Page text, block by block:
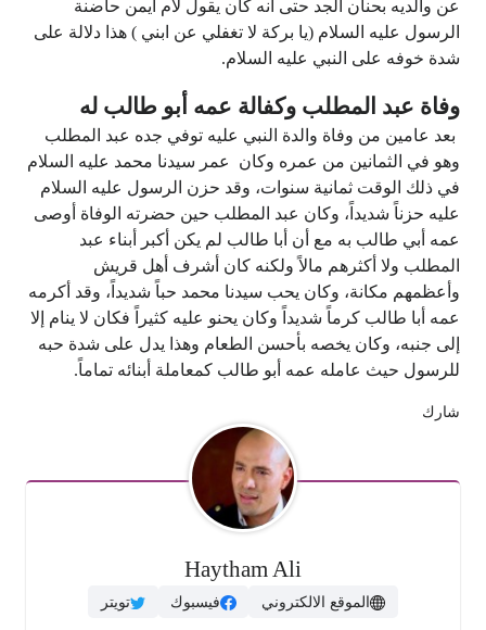
عن والديه بحنان الجد حتى أنه كان يقول لأم أيمن حاضنة
الرسول عليه السلام (يا بركة لا تغفلي عن ابني ) هذا دلالة على
شدة خوفه على النبي عليه السلام.
وفاة عبد المطلب وكفالة عمه أبو طالب له
بعد عامين من وفاة والدة النبي عليه توفي جده عبد المطلب
وهو في الثمانين من عمره وكان عمر سيدنا محمد عليه السلام
في ذلك الوقت ثمانية سنوات، وقد حزن الرسول عليه السلام
عليه حزناً شديداً، وكان عبد المطلب حين حضرته الوفاة أوصى
عمه أبي طالب به مع أن أبا طالب لم يكن أكبر أبناء عبد
المطلب ولا أكثرهم مالاً ولكنه كان أشرف أهل قريش
وأعظمهم مكانة، وكان يحب سيدنا محمد حباً شديداً، وقد أكرمه
عمه أبا طالب كرماً شديداً وكان يحنو عليه كثيراً فكان لا ينام إلا
إلى جنبه، وكان يخصه بأحسن الطعام وهذا يدل على شدة حبه
للرسول حيث عامله عمه أبو طالب كمعاملة أبنائه تماماً.
شارك
Haytham Ali
الموقع الالكتروني فيسبوك تويتر